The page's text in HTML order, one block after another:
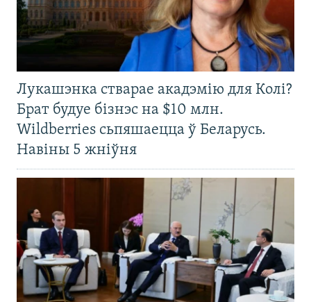
Лукашэнка стварае акадэмію для Колі?
Брат будуе бізнэс на $10 млн.
Wildberries сьпяшаецца ў Беларусь.
Навіны 5 жніўня